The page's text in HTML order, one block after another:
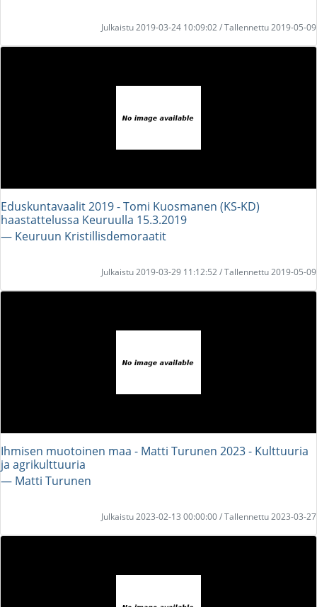
Julkaistu 2019-03-24 10:09:02 / Tallennettu 2019-05-09
Eduskuntavaalit 2019 - Tomi Kuosmanen (KS-KD)
haastattelussa Keuruulla 15.3.2019
― Keuruun Kristillisdemoraatit
Julkaistu 2019-03-29 11:12:52 / Tallennettu 2019-05-09
Ihmisen muotoinen maa - Matti Turunen 2023 - Kulttuuria
ja agrikulttuuria
― Matti Turunen
Julkaistu 2023-02-13 00:00:00 / Tallennettu 2023-03-27